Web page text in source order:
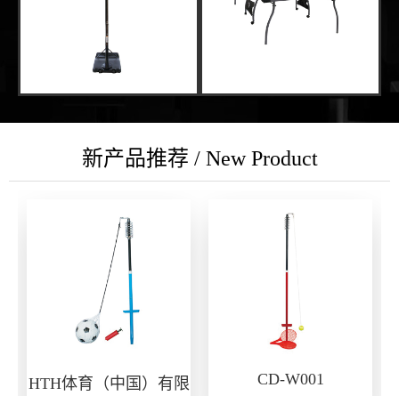
新产品推荐 / New Product
HTH体育（中国）有限
CD-W001